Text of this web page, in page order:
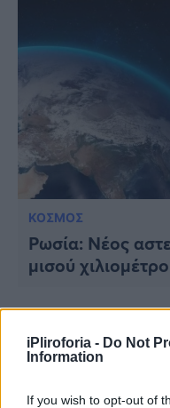
iPliroforia - Do Not
Information
If you wish to opt-out of
ΚΟΣΜΟΣ
Ρωσία: Νέος
μισού